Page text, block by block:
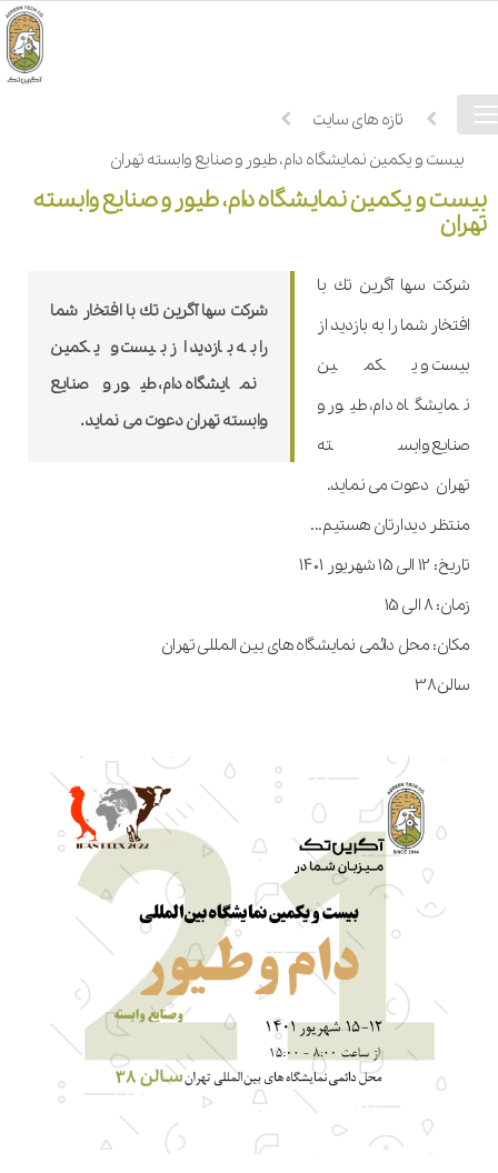
فهرست
دسترسیخانه
تازه های سایت
بیست و یکمین نمایشگاه دام، طیور و صنایع وابسته تهران
بیست و یکمین نمایشگاه دام، طیور و صنایع وابسته
تهران
شركت سها آگرین تك با افتخار شما
را به بازدید از بیست و یکمین
نمایشگاه دام، طیور و صنایع
وابسته تهران دعوت می نماید.
شركت سها آگرین تك با
افتخار شما را به بازدید از
بیست و یکمین
نمایشگاه دام، طیور و
صنایع وابسته
تهران دعوت می نماید.
منتظر دیدارتان هستیم...
تاریخ: 12 الی 15 شهریور 1401
زمان: 8 الی 15
مکان: محل دائمی نمایشگاه های بین المللی تهران
سالن38